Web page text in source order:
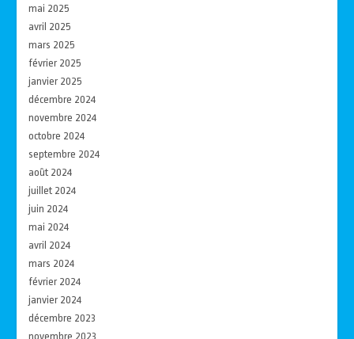
mai 2025
avril 2025
mars 2025
février 2025
janvier 2025
décembre 2024
novembre 2024
octobre 2024
septembre 2024
août 2024
juillet 2024
juin 2024
mai 2024
avril 2024
mars 2024
février 2024
janvier 2024
décembre 2023
novembre 2023